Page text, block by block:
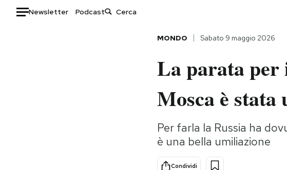
Newsletter Podcast
Storie/Idee
Ok Boomer!
MONDO Sabato 9 maggio 2026
La parata
Mosca è
Per farla la Russia ha
è una bella umiliazione
Condividi